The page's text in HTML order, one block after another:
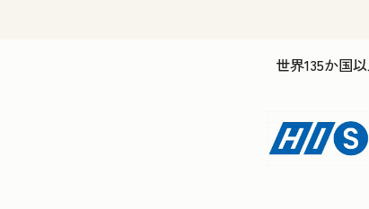
世界135か国